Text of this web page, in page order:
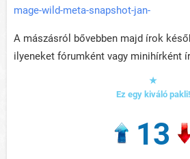
mage-wild-meta-snapshot-jan-
A mászásról bővebben majd írok
ilyeneket fórumként vagy minihírként
★
Ez egy kiváló pakli!
13